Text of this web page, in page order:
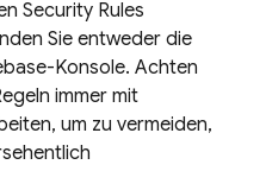
Security Rules
Sie entweder die
-Konsole. Achten
immer mit
um zu vermeiden,